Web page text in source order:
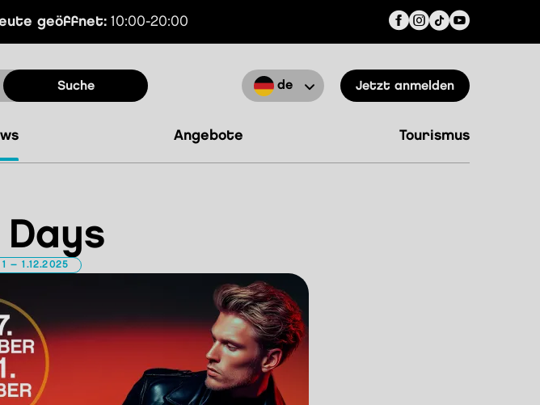
geöffnet:10:00-20:00
Suche de Jetzt anmelden
angebote tourismus
Days
– 1.12.2025